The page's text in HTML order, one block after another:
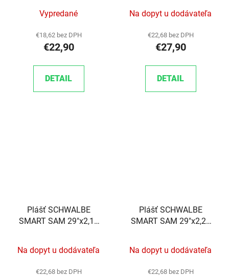
Vypredané
€18,62 bez DPH
€22,90
DETAIL
Na dopyt u dodávateľa
€22,68 bez DPH
€27,90
DETAIL
Plášť SCHWALBE
SMART SAM 29"x2,10
Na dopyt u dodávateľa
€22,68 bez DPH
Plášť SCHWALBE
SMART SAM 29"x2,25
Na dopyt u dodávateľa
€22,68 bez DPH